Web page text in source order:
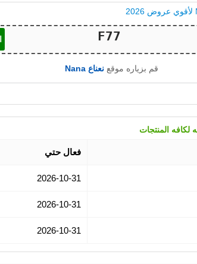
قم بزياره موقعنعناع Nana
فعال حتي
2026-10-31
2026-10-31
2026-10-31